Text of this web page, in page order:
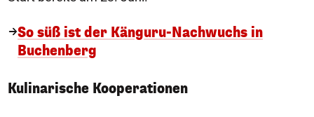
So süß ist der Känguru-Nachwuchs in
Buchenberg
Kulinarische Kooperationen